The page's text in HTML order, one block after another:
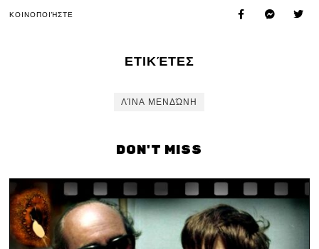
ΚΟΙΝΟΠΟΙΉΣΤΕ
ΕΤΙΚΈΤΕΣ
ΛΊΝΑ ΜΕΝΔΏΝΗ
DON'T MISS